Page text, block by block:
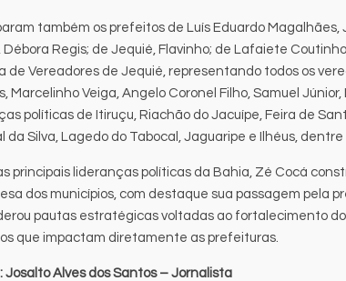
também os prefeitos de Luís Eduardo Magalhães,
Débora Regis; de Jequié, Flavinho; de Lafaiete
de Vereadores de Jequié, representando todos os
Marcelinho Veiga, Angelo Coronel Filho, Samuel
políticas de Itiruçu, Riachão do Jacuípe, Feira de
da Silva, Lagedo do Tabocal, Jaguaripe e Ilhéus, dentre
principais lideranças políticas da Bahia, Zé Cocá
dos municípios, com destaque sua passagem pela
pautas estratégicas voltadas ao fortalecimento
que impactam diretamente as prefeituras.
Josalto Alves dos Santos – Jornalista